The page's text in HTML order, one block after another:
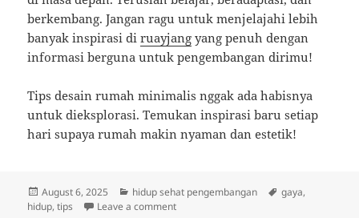
berkembang. Jangan ragu untuk menjelajahi lebih
banyak inspirasi diruayjang yang penuh dengan
informasi berguna untuk pengembangan dirimu!
Tips desain rumah minimalis nggak ada habisnya
untuk dieksplorasi. Temukan inspirasi baru setiap
hari supaya rumah makin nyaman dan estetik!
Posted
on
August 6, 2025 Categories
hidup sehat pengembangan Tags
gaya,
hidup,tips Leave a commenton Mulai Hari dengan Energi Positif: